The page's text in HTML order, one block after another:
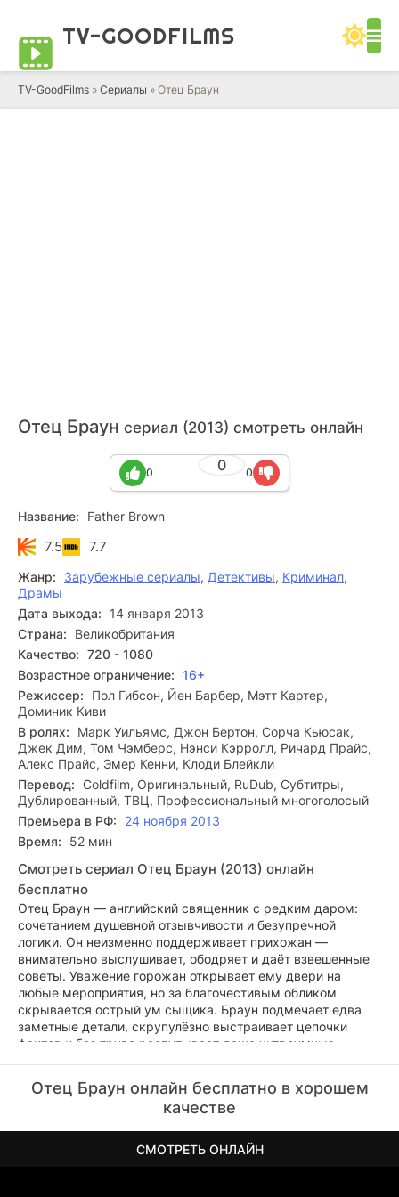
TV-GOODFILMS
TV-GoodFilms » Сериалы » Отец Браун
Отец Браун сериал (2013) смотреть онлайн
0
0 0
Название: Father Brown
7.5 7.7
Жанр: Зарубежные сериалы, Детективы, Криминал,
Драмы
Дата выхода:
14 января 2013
Страна:
Великобритания
Качество: 720 - 1080
Возрастное ограничение: 16+
Режиссер:
Пол Гибсон, Йен Барбер, Мэтт Картер,
Доминик Киви
В ролях:
Марк Уильямс, Джон Бертон, Сорча Кьюсак,
Джек Дим, Том Чэмберс, Нэнси Кэрролл, Ричард Прайс,
Алекс Прайс, Эмер Кенни, Клоди Блейкли
Перевод: Coldfilm, Оригинальный, RuDub, Субтитры,
Дублированный, ТВЦ, Профессиональный многоголосый
Премьера в РФ:
24 ноября 2013
Время:
52 мин
Смотреть сериал Отец Браун (2013) онлайн
бесплатно
Отец Браун — английский священник с редким даром:
сочетанием душевной отзывчивости и безупречной
логики. Он неизменно поддерживает прихожан —
внимательно выслушивает, ободряет и даёт взвешенные
советы. Уважение горожан открывает ему двери на
любые мероприятия, но за благочестивым обликом
скрывается острый ум сыщика. Браун подмечает едва
заметные детали, скрупулёзно выстраивает цепочки
фактов и без труда распутывает даже хитроумные
правды перед проницательным священником
Отец Браун онлайн бесплатно в хорошем
качестве
СМОТРЕТЬ ОНЛАЙН